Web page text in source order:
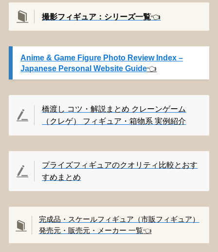
撮影フィギュア：シリーズ一覧👈️
Anime & Game Figure Photo Review Index –
Japanese Personal Website Guide👈️
橋渡し コツ・解説まとめ クレーンゲーム
（クレゲ） フィギュア・箱物系 実例紹介
プライズフィギュアのクオリティ比較とおす
すめまとめ
完成品・スケールフィギュア（市販フィギュア）
発売元・販売元・メーカー 一覧👈️